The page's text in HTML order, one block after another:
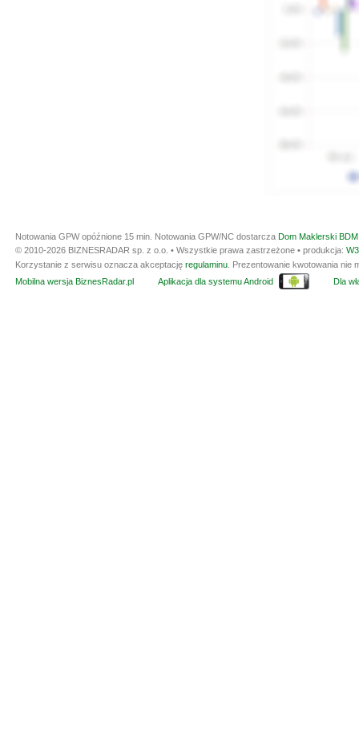
Notowania GPW opóźnione 15 min. Notowania GPW/NC dostarcza Dom Maklerski
© 2010-2026 BIZNESRADAR sp. z o.o. • Wszystkie prawa zastrzeżone • produkcja:
Korzystanie z serwisu oznacza akceptację regulaminu. Prezentowanie kwotowania nie
Mobilna wersja BiznesRadar.pl
Aplikacja dla systemu Android Dla